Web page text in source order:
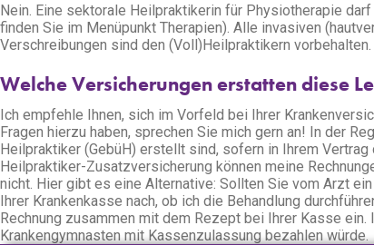
Nein. Eine sektorale Heilpraktikerin für Physiotherapie
finden Sie im Menüpunkt Therapien). Alle invasiven
Verschreibungen sind den (Voll)Heilpraktikern vorbehalten.
Welche Versicherungen erstatten diese
Ich empfehle Ihnen, sich im Vorfeld bei Ihrer
Fragen hierzu haben, sprechen Sie mich gern an! In der
Heilpraktiker (GebüH) erstellt sind, sofern in Ihrem
Heilpraktiker-Zusatzversicherung können meine
nicht. Hier gibt es eine Alternative: Sollten Sie vom Arzt
Ihrer Krankenkasse nach, ob ich die Behandlung
Rechnung zusammen mit dem Rezept bei Ihrer Kasse
Krankengymnasten mit Kassenzulassung bezahlen würde.